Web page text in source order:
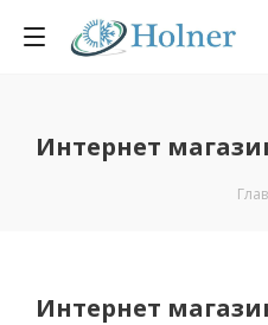
Интернет
Интернет